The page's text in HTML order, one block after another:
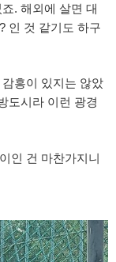
. 해외에 살면 대
인 것 같기도 하구
흥이 있지는 않았
도시라 이런 광경
인 건 마찬가지니